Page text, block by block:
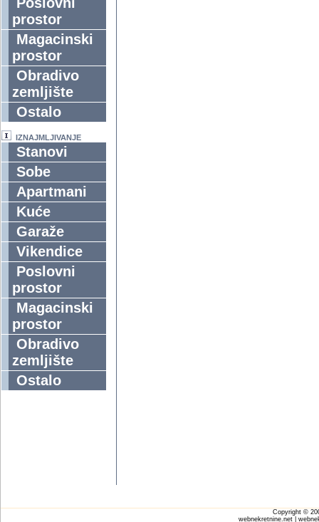
prostor
Magacinski
prostor
Obradivo
zemljište
Ostalo
IZNAJMLJIVANJE
Stanovi
Sobe
Apartmani
Kuće
Garaže
Vikendice
Poslovni
prostor
Magacinski
prostor
Obradivo
zemljište
Ostalo
Copyright ©
webnekretnine.net |